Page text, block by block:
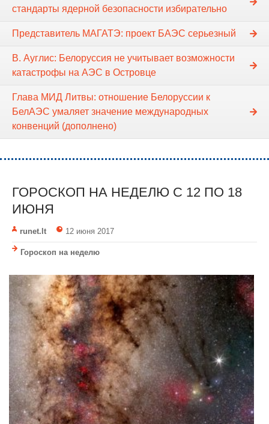
стандарты ядерной безопасности избирательно
Представитель МАГАТЭ: проект БАЭС серьезный
В. Ауглис: Белоруссия не учитывает возможности
катастрофы на АЭС в Островце
Глава МИД Литвы: отношение Белоруссии к
БелАЭС умаляет значение международных
конвенций (дополнено)
ГОРОСКОП НА НЕДЕЛЮ C 12 ПО 18
ИЮНЯ
runet.lt 12 июня 2017
Гороскоп на неделю